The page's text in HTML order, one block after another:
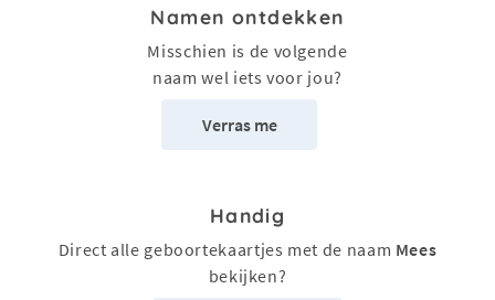
Namen ontdekken
Misschien is de volgende
naam wel iets voor jou?
Verras me
Handig
Direct alle geboortekaartjes met de naam Mees
bekijken?